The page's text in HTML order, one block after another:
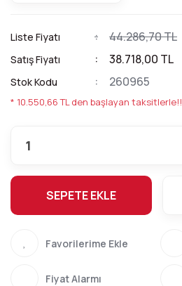
Liste Fiyatı 44.286,70 TL
Satış Fiyatı 38.718,00 TL
Stok Kodu 260965
* 10.550,66 TL den başlayan taksitlerle!!
SEPETE EKLE
Fiyat Alarmı